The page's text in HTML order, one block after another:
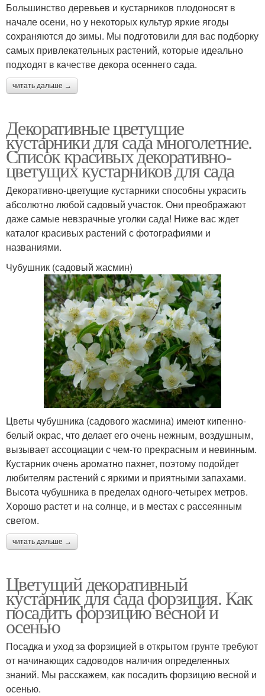
Большинство деревьев и кустарников плодоносят в
начале осени, но у некоторых культур яркие ягоды
сохраняются до зимы. Мы подготовили для вас подборку
самых привлекательных растений, которые идеально
подходят в качестве декора осеннего сада.
читать дальше →
Декоративные цветущие
кустарники для сада многолетние.
Список красивых декоративно-
цветущих кустарников для сада
Декоративно-цветущие кустарники способны украсить
абсолютно любой садовый участок. Они преображают
даже самые невзрачные уголки сада! Ниже вас ждет
каталог красивых растений с фотографиями и
названиями.
Чубушник (садовый жасмин)
Цветы чубушника (садового жасмина) имеют кипенно-
белый окрас, что делает его очень нежным, воздушным,
вызывает ассоциации с чем-то прекрасным и невинным.
Кустарник очень ароматно пахнет, поэтому подойдет
любителям растений с яркими и приятными запахами.
Высота чубушника в пределах одного-четырех метров.
Хорошо растет и на солнце, и в местах с рассеянным
светом.
читать дальше →
Цветущий декоративный
кустарник для сада форзиция. Как
посадить форзицию весной и
осенью
Посадка и уход за форзицией в открытом грунте требуют
от начинающих садоводов наличия определенных
знаний. Мы расскажем, как посадить форзицию весной и
осенью.